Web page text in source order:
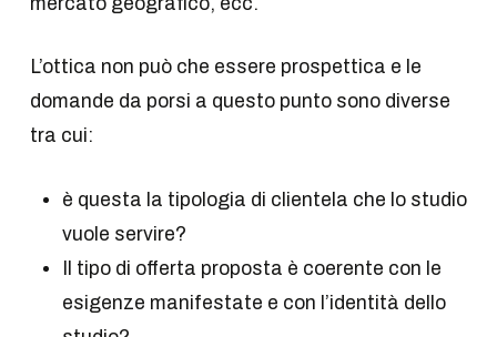
L’ottica non può che essere prospettica e le
domande da porsi a questo punto sono diverse
tra cui:
è questa la tipologia di clientela che lo studio
vuole servire?
Il tipo di offerta proposta è coerente con le
esigenze manifestate e con l’identità dello